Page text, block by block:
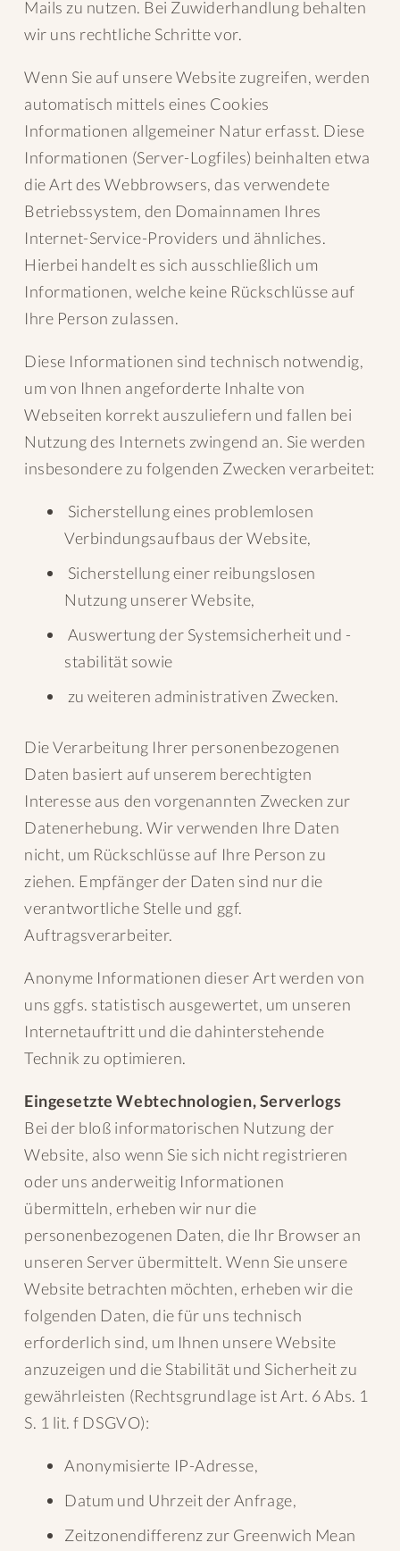
Mails zu nutzen. Bei Zuwiderhandlung behalten
wir uns rechtliche Schritte vor.
Wenn Sie auf unsere Website zugreifen, werden
automatisch mittels eines Cookies
Informationen allgemeiner Natur erfasst. Diese
Informationen (Server-Logfiles) beinhalten etwa
die Art des Webbrowsers, das verwendete
Betriebssystem, den Domainnamen Ihres
Internet-Service-Providers und ähnliches.
Hierbei handelt es sich ausschließlich um
Informationen, welche keine Rückschlüsse auf
Ihre Person zulassen.
Diese Informationen sind technisch notwendig,
um von Ihnen angeforderte Inhalte von
Webseiten korrekt auszuliefern und fallen bei
Nutzung des Internets zwingend an. Sie werden
insbesondere zu folgenden Zwecken verarbeitet:
Sicherstellung eines problemlosen
Verbindungsaufbaus der Website,
Sicherstellung einer reibungslosen
Nutzung unserer Website,
Auswertung der Systemsicherheit und -
stabilität sowie
zu weiteren administrativen Zwecken.
Die Verarbeitung Ihrer personenbezogenen
Daten basiert auf unserem berechtigten
Interesse aus den vorgenannten Zwecken zur
Datenerhebung. Wir verwenden Ihre Daten
nicht, um Rückschlüsse auf Ihre Person zu
ziehen. Empfänger der Daten sind nur die
verantwortliche Stelle und ggf.
Auftragsverarbeiter.
Anonyme Informationen dieser Art werden von
uns ggfs. statistisch ausgewertet, um unseren
Internetauftritt und die dahinterstehende
Technik zu optimieren.
Eingesetzte Webtechnologien, Serverlogs
Bei der bloß informatorischen Nutzung der
Website, also wenn Sie sich nicht registrieren
oder uns anderweitig Informationen
übermitteln, erheben wir nur die
personenbezogenen Daten, die Ihr Browser an
unseren Server übermittelt. Wenn Sie unsere
Website betrachten möchten, erheben wir die
folgenden Daten, die für uns technisch
erforderlich sind, um Ihnen unsere Website
anzuzeigen und die Stabilität und Sicherheit zu
gewährleisten (Rechtsgrundlage ist Art. 6 Abs. 1
S. 1 lit. f DSGVO):
Anonymisierte IP-Adresse,
Datum und Uhrzeit der Anfrage,
Zeitzonendifferenz zur Greenwich Mean